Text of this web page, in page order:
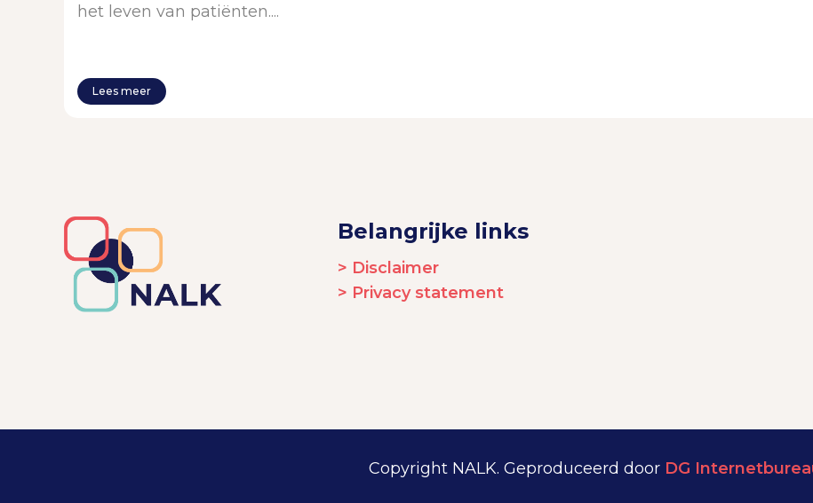
het leven van patiënten....
Lees meer
Belangrijke links
> Disclaimer
> Privacy statement
Copyright NALK. Geproduceerd door DG